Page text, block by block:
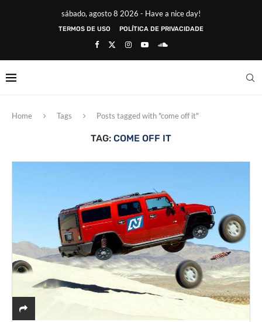
sábado, agosto 8 2026 - Have a nice day!
TERMOS DE USO POLÍTICA DE PRIVACIDADE
Home Tags Posts tagged with "come off it"
TAG: COME OFF IT